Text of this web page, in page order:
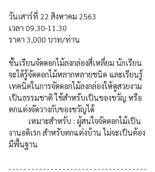
วันเสาร์ที่ 22 สิงหาคม 2563
เวลา 09.30-11.30
ราคา 3,000 บาท/ท่าน
ชั้นเรียนจัดดอกไม้ลงกล่องสี่เหลี่ยม นักเรียน
จะได้รู้จัดดอกไม้หลากหลายชนิด และเรียนรู้
เทคนิคในการจัดดอกไม้ลงกล่องให้ดูสวยงาม
เป็นธรรมชาติ ใช้สำหรับเป็นของขวัญ หรือ
ตกแต่งจัดวางกับของขวัญได้
เหมาะสำหรับ : ผู้สนใจจัดดอกไม้เป็น
งานอดิเรก สำหรับตกแต่งบ้าน ไม่จะเป็นต้อง
มีพื้นฐาน